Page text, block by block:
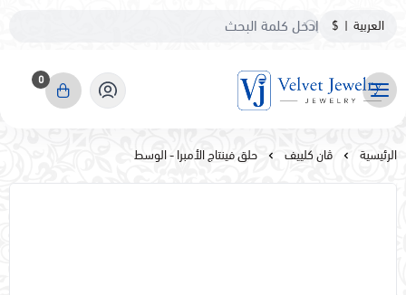
العربية |
$
مجوهرات مخمليه
0
الرئيسية ڤان كلييف حلق فينتاج الأمبرا - الوسط